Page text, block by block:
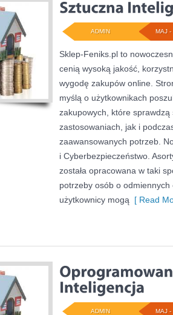
MAJ -
ADMIN
Sklep-Feniks.pl to
cenią wysoką jakość,
wygodę zakupów online.
myślą o użytkownikach
zakupowych, które
zastosowaniach, jak i
zaawansowanych potrzeb.
i Cyberbezpieczeństwo.
została opracowana w taki
potrzeby osób o
użytkownicy mogą [ Read
MAJ -
ADMIN